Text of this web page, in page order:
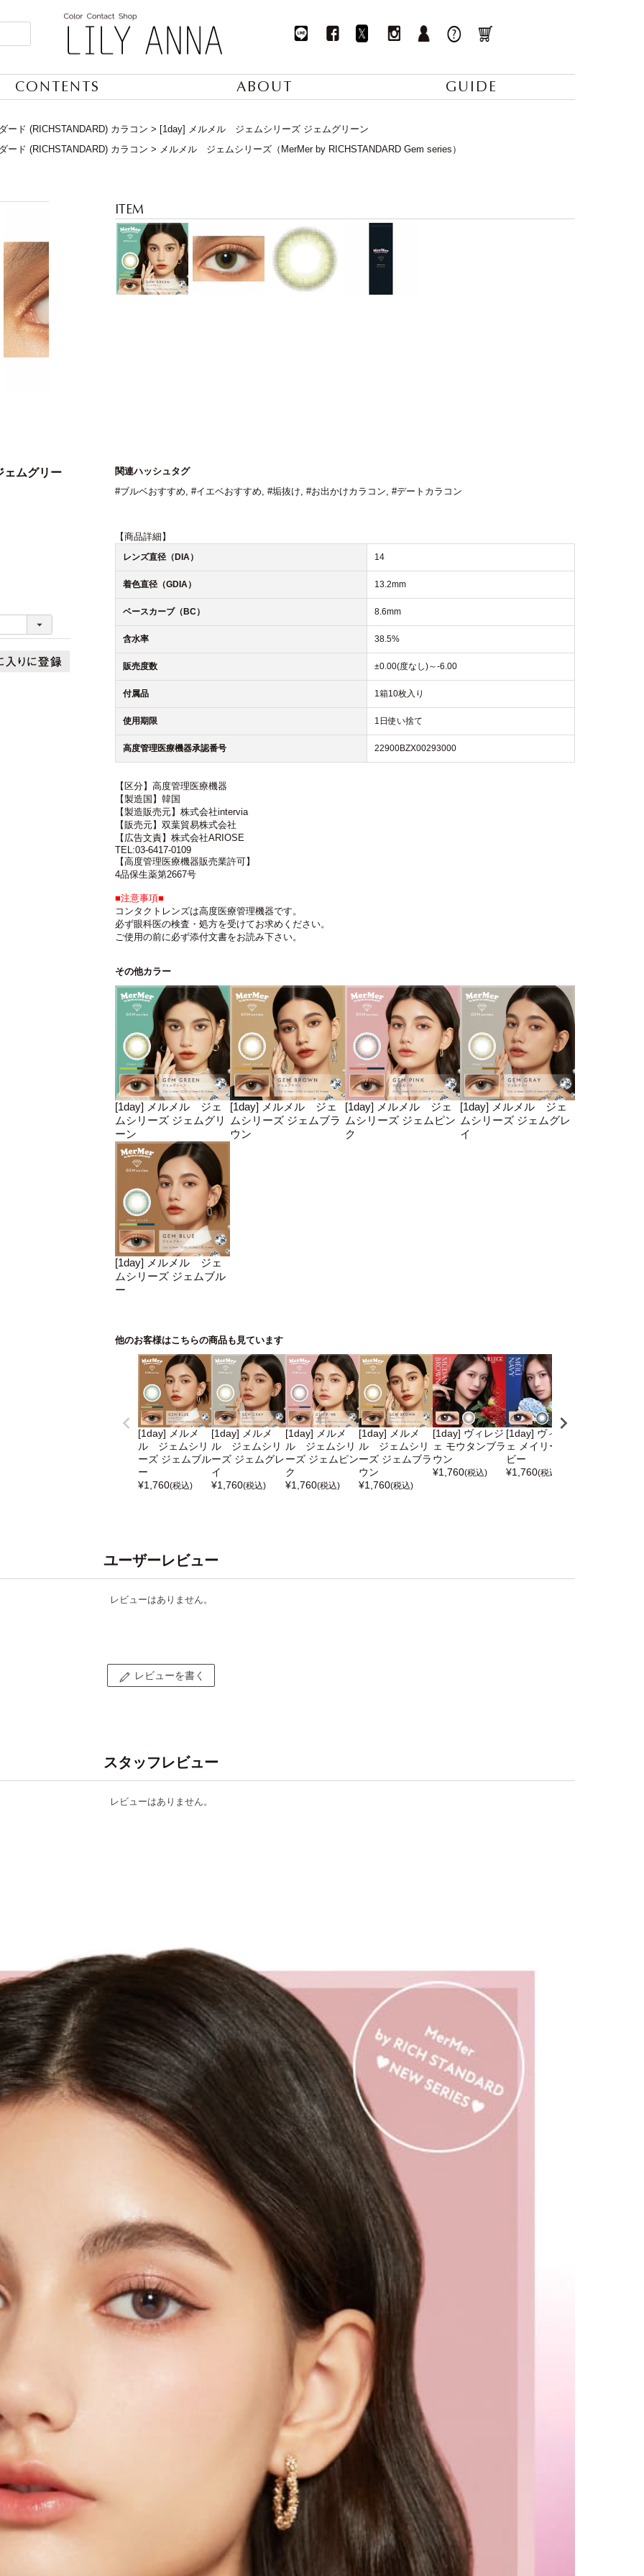
CONTENTS ABOUT GUIDE
ード (RICHSTANDARD) カラコン
[1day] メルメル ジェムシリーズ ジェムグリーン
ード (RICHSTANDARD) カラコン
メルメル ジェムシリーズ（MerMer by RICHSTANDARD Gem series）
ムグリー
関連ハッシュタグ
#ブルベおすすめ, #イエベおすすめ, #垢抜け, #お出かけカラコン, #デートカラコン
【商品詳細】
レンズ直径（DIA） 14
着色直径（GDIA） 13.2mm
ベースカーブ（BC） 8.6mm
含水率 38.5%
販売度数 ±0.00(度なし)～-6.00
付属品 1箱10枚入り
使用期限 1日使い捨て
高度管理医療機器承認番号 22900BZX00293000
【区分】高度管理医療機器
【製造国】韓国
【製造販売元】株式会社intervia
【販売元】双葉貿易株式会社
【広告文責】株式会社ARIOSE
TEL:03-6417-0109
【高度管理医療機器販売業許可】
4品保生薬第2667号
■注意事項■
コンタクトレンズは高度医療管理機器です。
必ず眼科医の検査・処方を受けてお求めください。
ご使用の前に必ず添付文書をお読み下さい。
その他カラー
[1day] メルメル ジェ
ムシリーズ ジェムグリ
ーン
[1day] メルメル ジェ
ムシリーズ ジェムブラ
ウン
[1day] メルメル ジェ
ムシリーズ ジェムピン
ク
[1day] メルメル ジェ
ムシリーズ ジェムグレ
イ
[1day] メルメル ジェ
ムシリーズ ジェムブル
ー
他のお客様はこちらの商品も見ています
[1day] メルメ
ル ジェムシリ
ーズ ジェムブル
ー
¥1,760(税込)
[1day] メルメ
ル ジェムシリ
ーズ ジェムグレ
イ
¥1,760(税込)
[1day] メルメ
ル ジェムシリ
ーズ ジェムピン
ク
¥1,760(税込)
[1day] メルメ
ル ジェムシリ
ーズ ジェムブラ
ウン
¥1,760(税込)
[1day] ヴィレジ
ェ モウタンブラ
ウン
¥1,760(税込)
[1day] ヴィレジ
ェ メイリーネイ
ビー
¥1,760(税込)
ユーザーレビュー
レビューはありません。
レビューを書く
スタッフレビュー
レビューはありません。